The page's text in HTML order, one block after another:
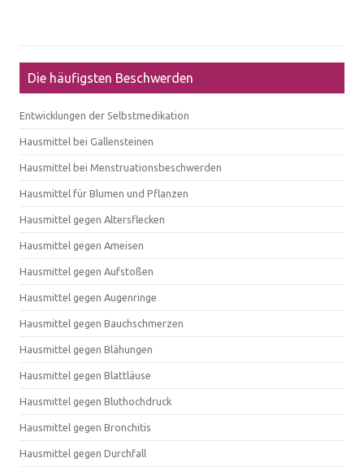
Die häufigsten Beschwerden
Entwicklungen der Selbstmedikation
Hausmittel bei Gallensteinen
Hausmittel bei Menstruationsbeschwerden
Hausmittel für Blumen und Pflanzen
Hausmittel gegen Altersflecken
Hausmittel gegen Ameisen
Hausmittel gegen Aufstoßen
Hausmittel gegen Augenringe
Hausmittel gegen Bauchschmerzen
Hausmittel gegen Blähungen
Hausmittel gegen Blattläuse
Hausmittel gegen Bluthochdruck
Hausmittel gegen Bronchitis
Hausmittel gegen Durchfall